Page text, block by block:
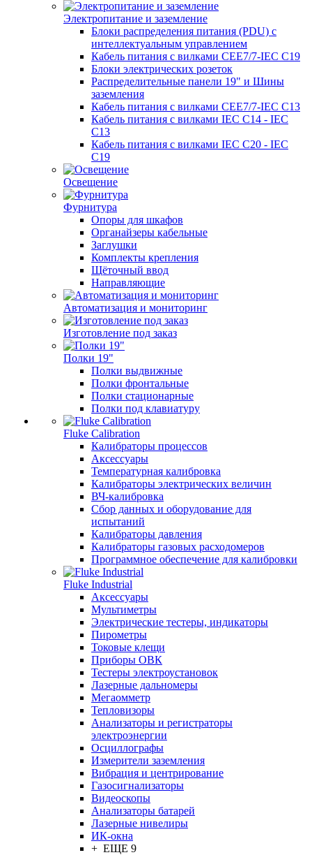
Электропитание и заземление
Блоки распределения питания (PDU) с
интеллектуальным управлением
Кабель питания с вилками CEE7/7-IEC C19
Блоки электрических розеток
Распределительные панели 19" и Шины
заземления
Кабель питания с вилками CEE7/7-IEC C13
Кабель питания с вилками IEC C14 - IEC
C13
Кабель питания с вилками IEC C20 - IEC
C19
Освещение
Фурнитура
Опоры для шкафов
Органайзеры кабельные
Заглушки
Комплекты крепления
Щёточный ввод
Направляющие
Автоматизация и мониторинг
Изготовление под заказ
Полки 19"
Полки выдвижные
Полки фронтальные
Полки стационарные
Полки под клавиатуру
Fluke Calibration
Калибраторы процессов
Аксессуары
Температурная калибровка
Калибраторы электрических величин
ВЧ-калибровка
Сбор данных и оборудование для
испытаний
Калибраторы давления
Калибраторы газовых расходомеров
Программное обеспечение для калибровки
Fluke Industrial
Аксессуары
Мультиметры
Электрические тестеры, индикаторы
Пирометры
Токовые клещи
Приборы ОВК
Тестеры электроустановок
Лазерные дальномеры
Мегаомметр
Тепловизоры
Анализаторы и регистраторы
электроэнергии
Осциллографы
Измерители заземления
Вибрация и центрирование
Газосигнализаторы
Видеоскопы
Анализаторы батарей
Лазерные нивелиры
ИК-окна
+ ЕЩЕ 9